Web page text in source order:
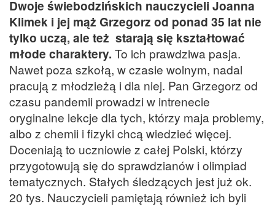
Dwoje świebodzińskich nauczycieli Joanna
Klimek i jej mąż Grzegorz od ponad 35 lat nie
tylko uczą, ale też starają się kształtować
młode charaktery. To ich prawdziwa pasja.
Nawet poza szkołą, w czasie wolnym, nadal
pracują z młodzieżą i dla niej. Pan Grzegorz od
czasu pandemii prowadzi w intrenecie
oryginalne lekcje dla tych, którzy maja problemy,
albo z chemii i fizyki chcą wiedzieć więcej.
Doceniają to uczniowie z całej Polski, którzy
przygotowują się do sprawdzianów i olimpiad
tematycznych. Stałych śledzących jest już ok.
20 tys. Nauczycieli pamiętają również ich byli